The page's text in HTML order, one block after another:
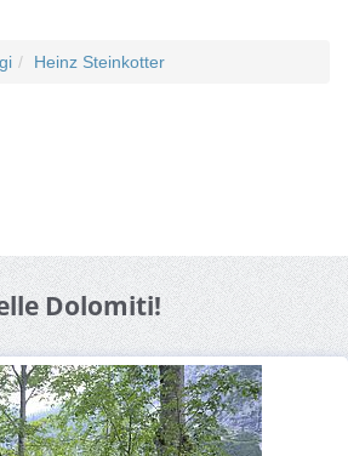
Heinz Steinkotter
Dolomiti!